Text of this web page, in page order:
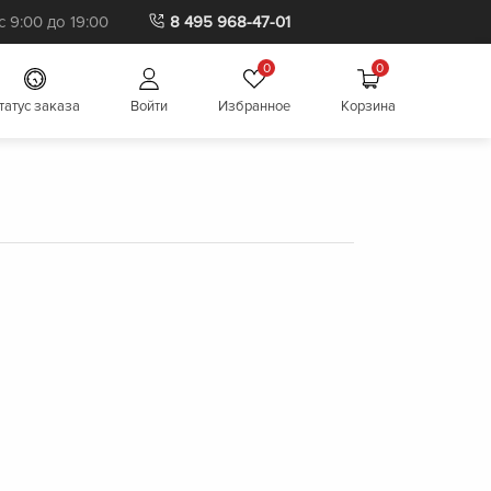
9:00 до 19:00 8 495 968-47-01
заказа Войти
0
Избранное
0
Корзина